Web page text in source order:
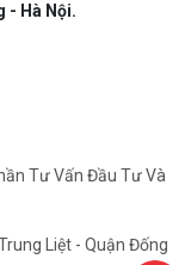
- Hà Nội.
Tư Vấn Đầu Tư Và
Liệt - Quận Đống